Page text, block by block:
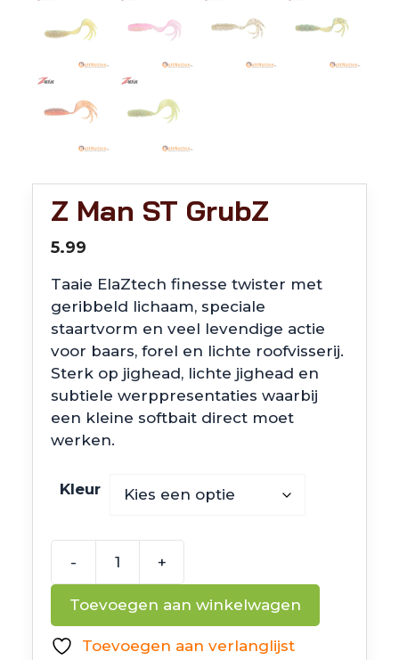
Z Man ST GrubZ
5.99
Taaie ElaZtech finesse twister met
geribbeld lichaam, speciale
staartvorm en veel levendige actie
voor baars, forel en lichte roofvisserij.
Sterk op jighead, lichte jighead en
subtiele werppresentaties waarbij
een kleine softbait direct moet
werken.
Kleur
-
ST
+
Toevoegen aan winkelwagen
Toevoegen aan verlanglijst